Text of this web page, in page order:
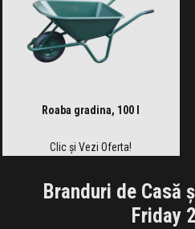
Roaba gradina, 100 l
Clic și Vezi Oferta!
Branduri de Casă
Friday